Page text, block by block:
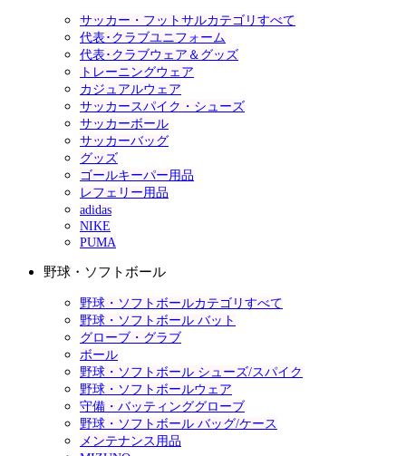
サッカー・フットサルカテゴリすべて
代表･クラブユニフォーム
代表･クラブウェア＆グッズ
トレーニングウェア
カジュアルウェア
サッカースパイク・シューズ
サッカーボール
サッカーバッグ
グッズ
ゴールキーパー用品
レフェリー用品
adidas
NIKE
PUMA
野球・ソフトボール
野球・ソフトボールカテゴリすべて
野球・ソフトボール バット
グローブ・グラブ
ボール
野球・ソフトボール シューズ/スパイク
野球・ソフトボールウェア
守備・バッティンググローブ
野球・ソフトボール バッグ/ケース
メンテナンス用品